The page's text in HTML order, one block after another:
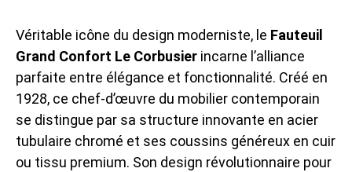
Véritable icône du design moderniste, le Fauteuil
Grand Confort Le Corbusier incarne l’alliance
parfaite entre élégance et fonctionnalité. Créé en
1928, ce chef-d’œuvre du mobilier contemporain
se distingue par sa structure innovante en acier
tubulaire chromé et ses coussins généreux en cuir
ou tissu premium. Son design révolutionnaire pour